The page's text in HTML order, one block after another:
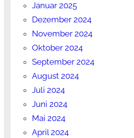
Januar 2025
Dezember 2024
November 2024
Oktober 2024
September 2024
August 2024
Juli 2024
Juni 2024
Mai 2024
April 2024